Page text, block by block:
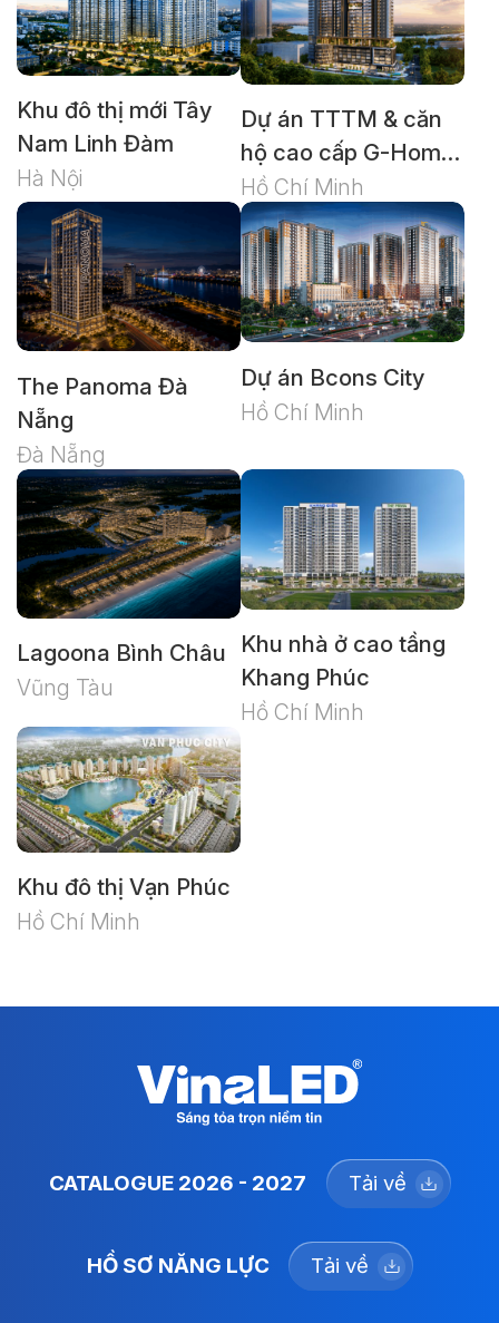
Khu đô thị mới Tây
Nam Linh Đàm
Hà Nội
Dự án TTTM & căn
hộ cao cấp G-Home
Thảo Điền
Hồ Chí Minh
The Panoma Đà
Nẵng
Đà Nẵng
Dự án Bcons City
Hồ Chí Minh
Lagoona Bình Châu
Vũng Tàu
Khu nhà ở cao tầng
Khang Phúc
Hồ Chí Minh
Khu đô thị Vạn Phúc
Hồ Chí Minh
CATALOGUE 2026 - 2027 Tải về
HỒ SƠ NĂNG LỰC Tải về